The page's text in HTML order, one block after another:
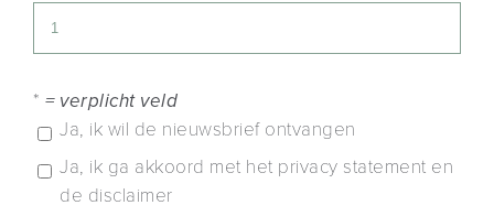
* = verplicht veld
Ja, ik wil de nieuwsbrief ontvangen
Ja, ik ga akkoord met het privacy statement en
de disclaimer